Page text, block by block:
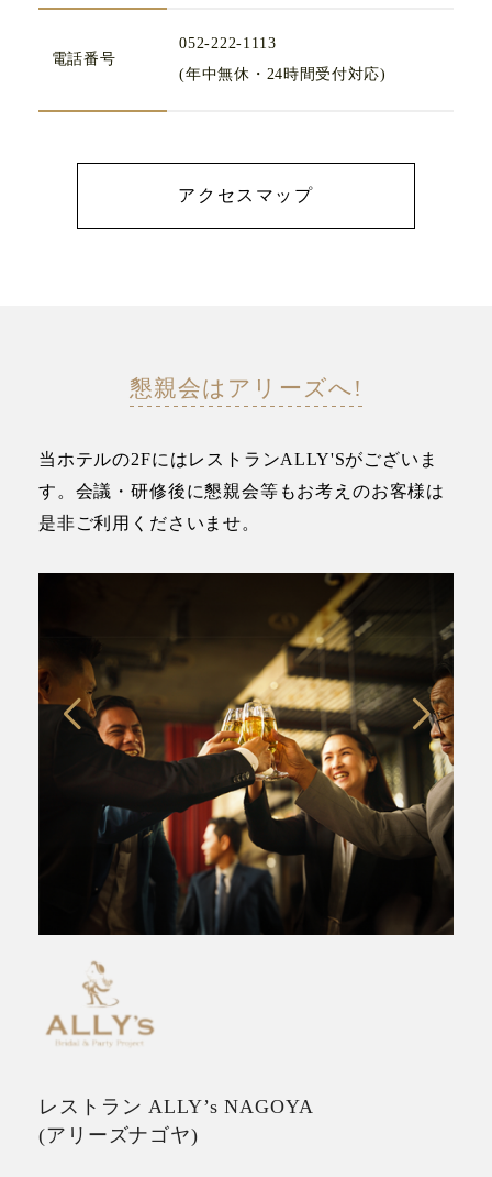
電話番号
052-222-1113
(年中無休・24時間受付対応)
アクセスマップ
懇親会はアリーズへ!
当ホテルの2FにはレストランALLY'Sがございま
す。 会議・研修後に懇親会等もお考えのお客様は
是非ご利用くださいませ。
レストラン ALLY’s NAGOYA
(アリーズナゴヤ)